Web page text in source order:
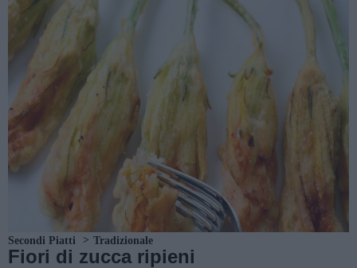
Secondi Piatti Tradizionale
Fiori di zucca ripieni